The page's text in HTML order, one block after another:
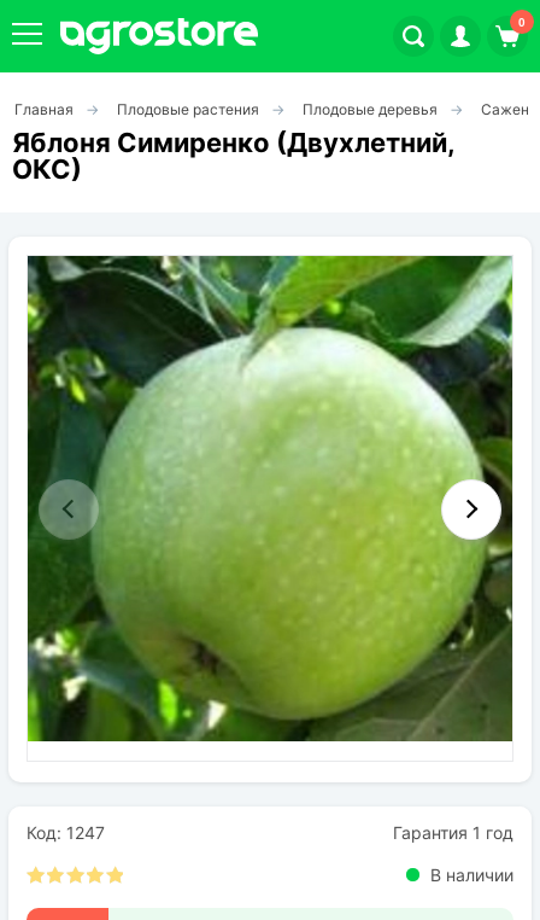
0
Плодовые кустарники
Декоративные растения
Травы
Овощи (на посадку)
Штамбовые ягодные кусты
Семена
Удобрения
Средства защиты растений
Главная Плодовые растения Плодовые деревья
Яблоня Симиренко (Двухлетний,
ОКС)
Код: 1247 Гарантия 1 год
В наличии